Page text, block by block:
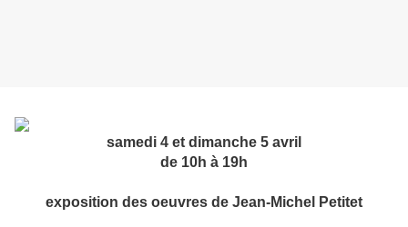
samedi 4 et dimanche 5 avril
de 10h à 19h
exposition des oeuvres de Jean-Michel Petitet